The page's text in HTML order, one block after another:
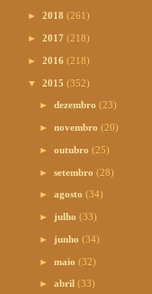
► 2018 (261)
► 2017 (218)
► 2016 (218)
▼ 2015 (352)
►dezembro(23)
►novembro(20)
►outubro(25)
►setembro(28)
►agosto(34)
► julho(33)
► junho(34)
►maio(32)
►abril(33)